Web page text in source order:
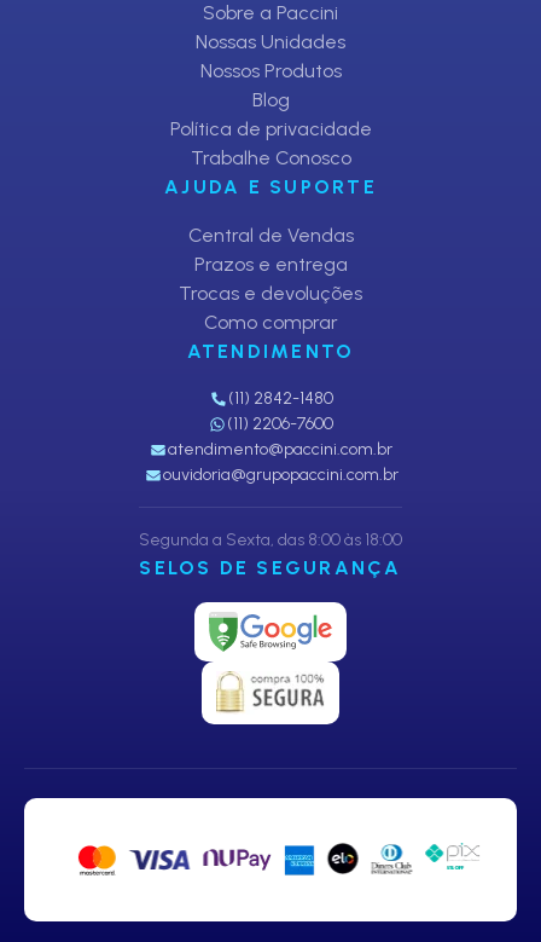
Sobre a Paccini
Nossas Unidades
Nossos Produtos
Blog
Política de privacidade
Trabalhe Conosco
AJUDA E SUPORTE
Central de Vendas
Prazos e entrega
Trocas e devoluções
Como comprar
ATENDIMENTO
(11) 2842-1480
(11) 2206-7600
atendimento@paccini.com.br
ouvidoria@grupopaccini.com.br
Segunda a Sexta, das 8:00 às 18:00
SELOS DE SEGURANÇA